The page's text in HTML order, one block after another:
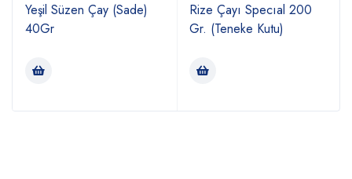
Yeşil Süzen Çay (Sade)
40Gr
Rize Çayı Specıal 200
Gr. (Teneke Kutu)